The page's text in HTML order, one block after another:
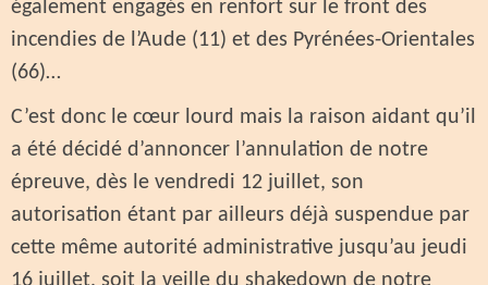
également engagés en renfort sur le front des
incendies de l’Aude (11) et des Pyrénées-Orientales
(66)…
C’est donc le cœur lourd mais la raison aidant qu’il
a été décidé d’annoncer l’annulation de notre
épreuve, dès le vendredi 12 juillet, son
autorisation étant par ailleurs déjà suspendue par
cette même autorité administrative jusqu’au jeudi